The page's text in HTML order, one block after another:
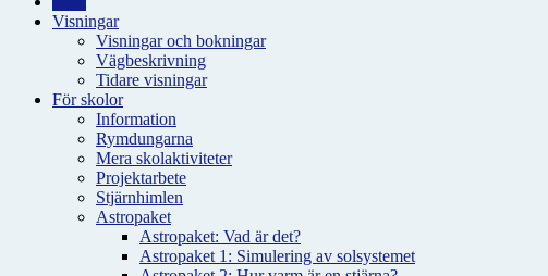
Visningar
Visningar och bokningar
Vägbeskrivning
Tidare visningar
För skolor
Information
Rymdungarna
Mera skolaktiviteter
Projektarbete
Stjärnhimlen
Astropaket
Astropaket: Vad är det?
Astropaket 1: Simulering av solsystemet